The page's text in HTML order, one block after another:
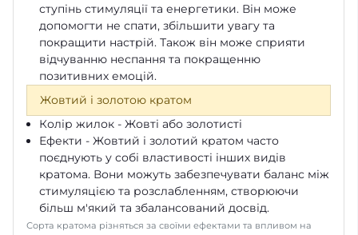
ступінь стимуляції та енергетики. Він може
допомогти не спати, збільшити увагу та
покращити настрій. Також він може сприяти
відчуванню неспання та покращенню
позитивних емоцій.
Жовтий і золотою кратом
Колір жилок - Жовті або золотисті
Ефекти - Жовтий і золотий кратом часто
поєднують у собі властивості інших видів
кратома. Вони можуть забезпечувати баланс між
стимуляцією та розслабленням, створюючи
більш м'який та збалансований досвід.
Сорта кратома різняться за своїми ефектами та впливом на